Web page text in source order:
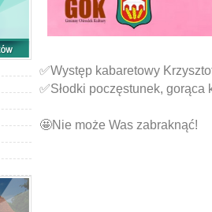
✅Występ kabaretowy
✅Słodki poczęstunek,
🤩Nie może Was zabraknąć!